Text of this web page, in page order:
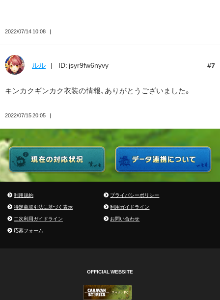
2022/07/14 10:08
7
ルル ID: jsyr9fw6nyvy
キンカクギンカク衣装の情報、ありがとうございました。
2022/07/15 20:05
利用規約
プライバシーポリシー
特定商取引法に基づく表示
利用ガイドライン
二次利用ガイドライン
お問い合わせ
応募フォーム
OFFICIAL WEBSITE